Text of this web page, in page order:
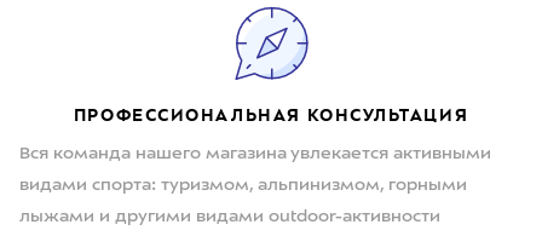
ПРОФЕССИОНАЛЬНАЯ КОНСУЛЬТАЦИЯ
Вся команда нашего магазина увлекается активными
видами спорта: туризмом, альпинизмом, горными
лыжами и другими видами outdoor-активности